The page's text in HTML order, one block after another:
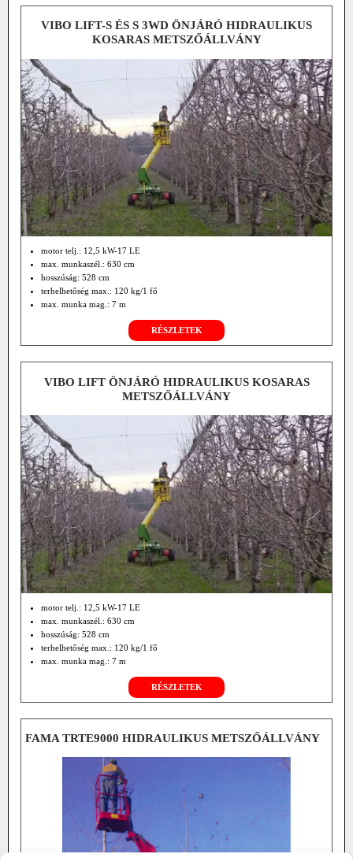
VIBO LIFT-S ÉS S 3WD ÖNJÁRÓ HIDRAULIKUS
KOSARAS METSZŐÁLLVÁNY
motor telj.: 12,5 kW-17 LE
max. munkaszél.: 630 cm
hosszúság: 528 cm
terhelhetőség max.: 120 kg/1 fő
max. munka mag.: 7 m
oldalkinyúlás középről jobbra-balra 36°-36°
munka seb.: 1 km/h
RÉSZLETEK
VIBO LIFT ÖNJÁRÓ HIDRAULIKUS KOSARAS
METSZŐÁLLVÁNY
motor telj.: 12,5 kW-17 LE
max. munkaszél.: 630 cm
hosszúság: 528 cm
terhelhetőség max.: 120 kg/1 fő
max. munka mag.: 7 m
munka seb.: 1 km/h
RÉSZLETEK
FAMA TRTE9000 HIDRAULIKUS METSZŐÁLLVÁNY